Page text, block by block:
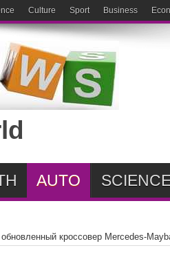
Culture Sport Business
AUTO
кроссовер Mercedes-